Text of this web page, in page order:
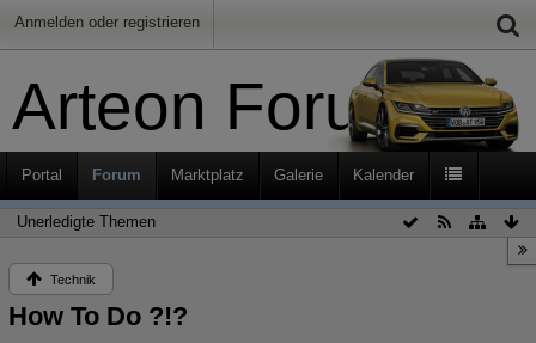
Anmelden oder registrieren
Arteon Forum
Portal Forum Marktplatz Galerie Kalender
Unerledigte Themen
Technik
How To Do ?!?